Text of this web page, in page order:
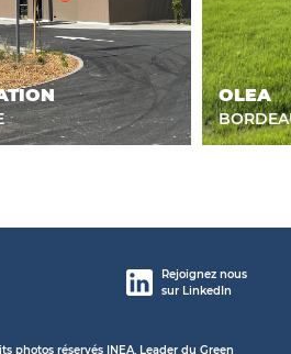
OLEA
Rejoignez nous
sur LinkedIn
photos réservés INEA, Leader du Green